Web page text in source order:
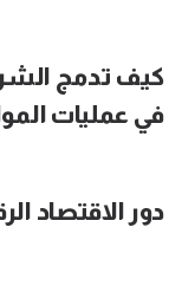
كيف تدمج
في عمليات
دور الاقتصاد